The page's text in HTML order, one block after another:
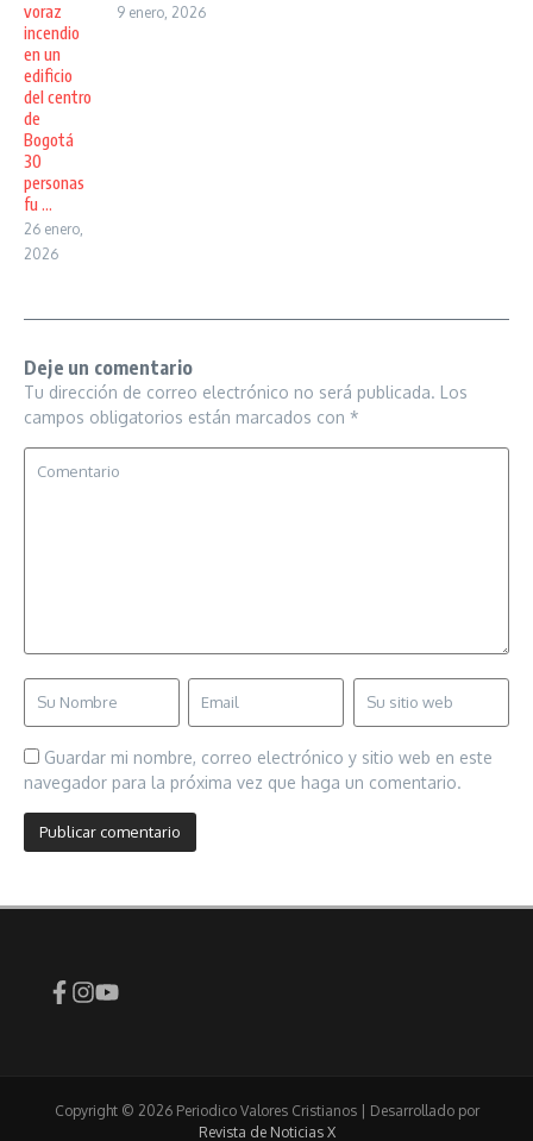
voraz
incendio
en un
edificio
del centro
de
Bogotá
30
personas
fu ...
26 enero,
2026
9 enero, 2026
Deje un comentario
Tu dirección de correo electrónico no será publicada. Los
campos obligatorios están marcados con *
Guardar mi nombre, correo electrónico y sitio web en este
navegador para la próxima vez que haga un comentario.
Copyright © 2026 Periodico Valores Cristianos | Desarrollado por
Revista de Noticias X